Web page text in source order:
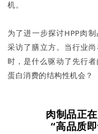
机。
为了进一步探讨HPP肉
采访了膳立方。当行业
时，是什么驱动了先行
蛋白消费的结构性机会？
肉制品正
“高品质